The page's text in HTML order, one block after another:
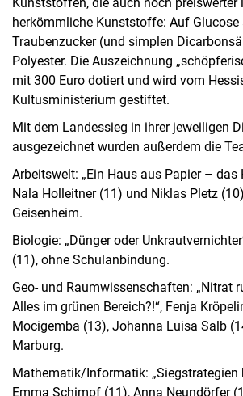
Kunststoffen, die auch noch preiswerter
herkömmliche Kunststoffe: Auf Glucose
Traubenzucker (und simplen
Polyester. Die Auszeichnung
mit 300 Euro dotiert und wird vom
Kultusministerium gestiftet.
Mit dem Landessieg in ihrer jeweiligen
ausgezeichnet wurden außerdem die
Arbeitswelt: „Ein Haus aus Papier – das
Nala Holleitner (11) und Niklas Pletz
Geisenheim.
Biologie: „Dünger oder
(11), ohne Schulanbindung.
Geo- und Raumwissenschaften: „Nitrat
Alles im grünen Bereich?!“, Fenja
Mocigemba (13), Johanna Luisa Salb
Marburg.
Mathematik/Informatik: „Siegstrategien
Emma Schimpf (11), Anna Neundörfer